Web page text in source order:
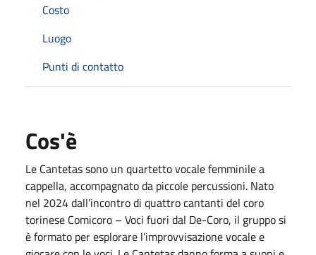
Costo
Luogo
Punti di contatto
Cos'è
Le Cantetas sono un quartetto vocale femminile a
cappella, accompagnato da piccole percussioni. Nato
nel 2024 dall’incontro di quattro cantanti del coro
torinese Comicoro – Voci fuori dal De-Coro, il gruppo si
è formato per esplorare l’improvvisazione vocale e